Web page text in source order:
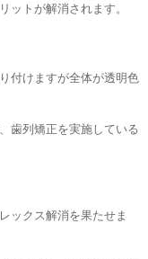
ットが解消されます。
付けますが全体が透明色
歯列矯正を実施している
ックス解消を果たせま